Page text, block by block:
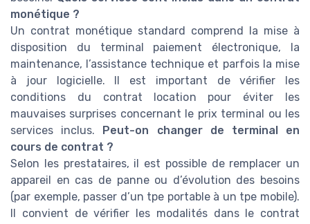
monétique ?
Un contrat monétique standard comprend la mise à
disposition du terminal paiement électronique, la
maintenance, l’assistance technique et parfois la mise
à jour logicielle. Il est important de vérifier les
conditions du contrat location pour éviter les
mauvaises surprises concernant le prix terminal ou les
services inclus.
Peut-on changer de terminal en
cours de contrat ?
Selon les prestataires, il est possible de remplacer un
appareil en cas de panne ou d’évolution des besoins
(par exemple, passer d’un tpe portable à un tpe mobile).
Il convient de vérifier les modalités dans le contrat